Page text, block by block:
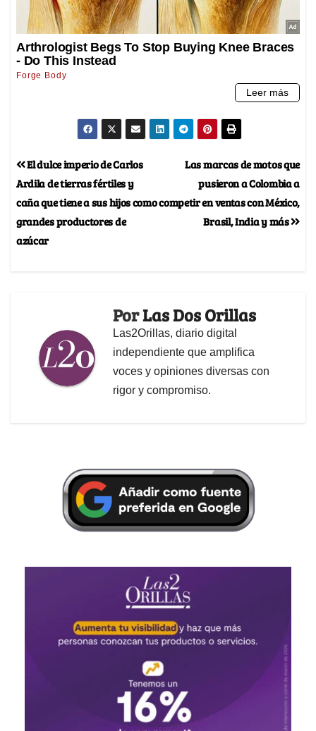
Las marcas de motos que
pusieron a Colombia a
competir en ventas con México,
Brasil, India y más
El dulce imperio de Carlos
Ardila de tierras fértiles y
caña que tiene a sus hijos como
grandes productores de
azúcar
PorLas Dos Orillas
Las2Orillas, diario digital
independiente que amplifica
voces y opiniones diversas con
rigor y compromiso.